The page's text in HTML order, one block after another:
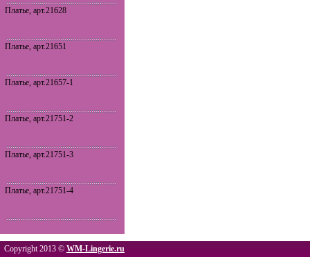
Платье, арт.21628
Платье, арт.21651
Платье, арт.21657-1
Платье, арт.21751-2
Платье, арт.21751-3
Платье, арт.21751-4
Copyright 2013 © WM-Lingerie.ru